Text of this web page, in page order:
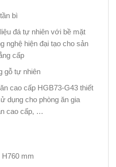
bì
đá tự nhiên với bề mặt
nghệ hiện đại tạo cho sản
cấp
gỗ tự nhiên
cao cấp HGB73-G43 thiết
dụng cho phòng ăn gia
cao cấp, …
H760 mm